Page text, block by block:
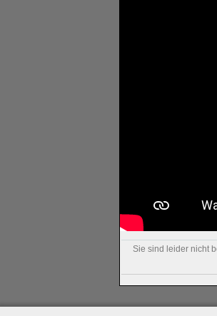
Sie sind leider nicht